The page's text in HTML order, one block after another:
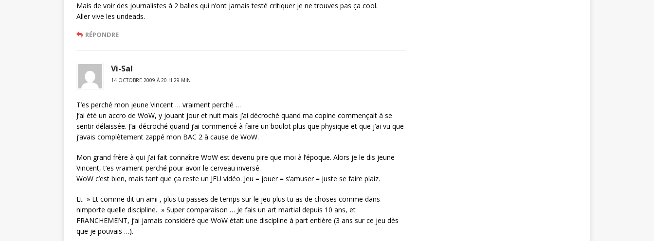
Mais de voir des journalistes à 2 balles qui n’ont jamais testé critiquer je ne trouves pas ça cool.
Aller vive les undeads.
RÉPONDRE
Vi-Sal
14 OCTOBRE 2009 À 20 H 29 MIN
T’es perché mon jeune Vincent … vraiment perché …
J’ai été un accro de WoW, y jouant jour et nuit mais j’ai décroché quand ma copine commençait à se
sentir délaissée. J’ai décroché quand j’ai commencé à faire un boulot plus que physique et que j’ai vu que
j’avais complètement zappé mon BAC 2 à cause de WoW.
Mon grand frère à qui j’ai fait connaître WoW est devenu pire que moi à l’époque. Alors je le dis jeune
Vincent, t’es vraiment perché pour avoir le cerveau inversé.
WoW c’est bien, mais tant que ça reste un JEU vidéo. Jeu = jouer = s’amuser = juste se faire plaiz.
Et » Et comme dit un ami , plus tu passes de temps sur le jeu plus tu as de choses comme dans
nimporte quelle discipline. » Super comparaison … Je fais un art martial depuis 10 ans, et
FRANCHEMENT, j’ai jamais considéré que WoW était une discipline à part entière (3 ans sur ce jeu dès
que je pouvais …).